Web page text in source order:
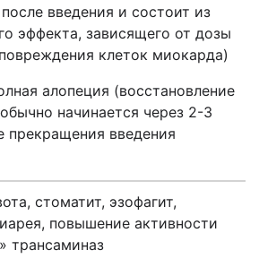
введения и состоит из
эффекта, зависящего от дозы
клеток миокарда)
алопеция (восстановление
начинается через 2-3
прекращения введения
стоматит, эзофагит,
повышение активности
трансаминаз